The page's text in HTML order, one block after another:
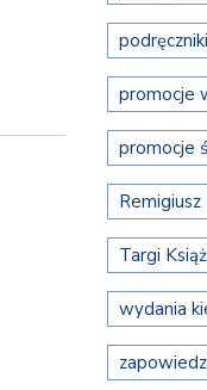
promocje
promocje
Remigiusz
Targi
wydania